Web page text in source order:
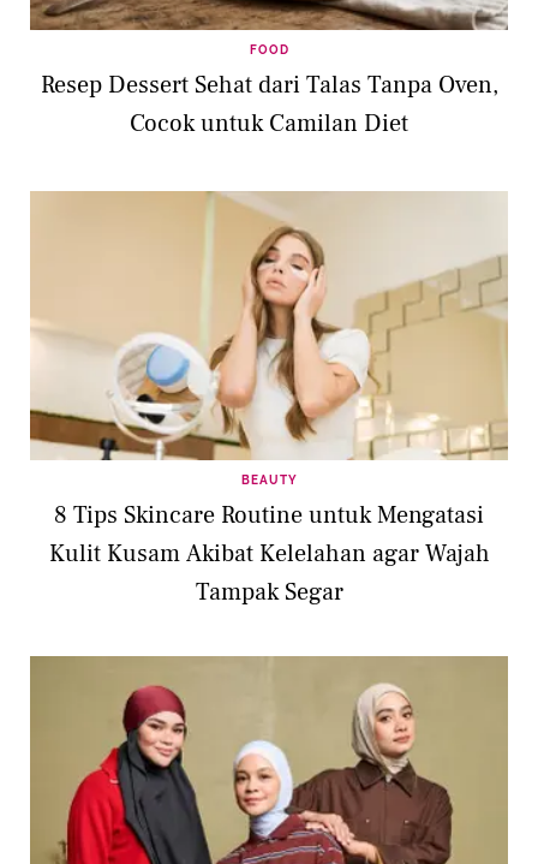
FOOD
Resep Dessert Sehat dari Talas Tanpa Oven,
Cocok untuk Camilan Diet
BEAUTY
8 Tips Skincare Routine untuk Mengatasi
Kulit Kusam Akibat Kelelahan agar Wajah
Tampak Segar